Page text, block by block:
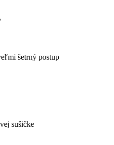
šetrný postup
sušičke